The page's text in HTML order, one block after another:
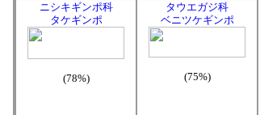
ニシキギンポ科
タケギンポ
(78%)
タウエガジ科
ベニツケギンポ
(75%)